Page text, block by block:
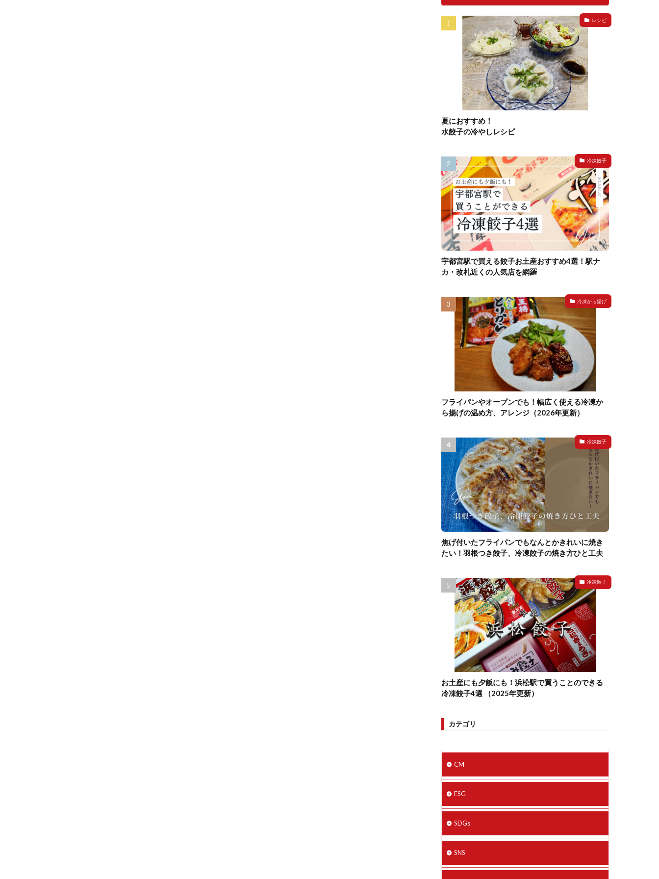
レシピ
夏におすすめ！
水餃子の冷やしレシピ
冷凍餃子
宇都宮駅で買える餃子お土産おすすめ4選！駅ナ
カ・改札近くの人気店を網羅
冷凍から揚げ
フライパンやオーブンでも！幅広く使える冷凍か
ら揚げの温め方、アレンジ（2026年更新）
冷凍餃子
焦げ付いたフライパンでもなんとかきれいに焼き
たい！羽根つき餃子、冷凍餃子の焼き方ひと工夫
冷凍餃子
お土産にも夕飯にも！浜松駅で買うことのできる
冷凍餃子4選 （2025年更新）
カテゴリ
CM
ESG
SDGs
SNS